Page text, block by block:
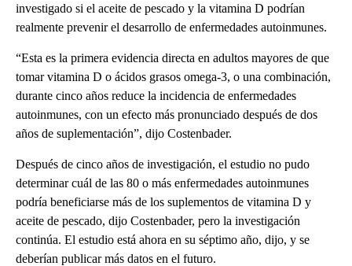
investigado si el aceite de pescado y la vitamina D podrían
realmente prevenir el desarrollo de enfermedades autoinmunes.
“Esta es la primera evidencia directa en adultos mayores de que
tomar vitamina D o ácidos grasos omega-3, o una combinación,
durante cinco años reduce la incidencia de enfermedades
autoinmunes, con un efecto más pronunciado después de dos
años de suplementación”, dijo Costenbader.
Después de cinco años de investigación, el estudio no pudo
determinar cuál de las 80 o más enfermedades autoinmunes
podría beneficiarse más de los suplementos de vitamina D y
aceite de pescado, dijo Costenbader, pero la investigación
continúa. El estudio está ahora en su séptimo año, dijo, y se
deberían publicar más datos en el futuro.